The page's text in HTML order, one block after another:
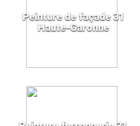
Peinture de façade 31
Haute-Garonne